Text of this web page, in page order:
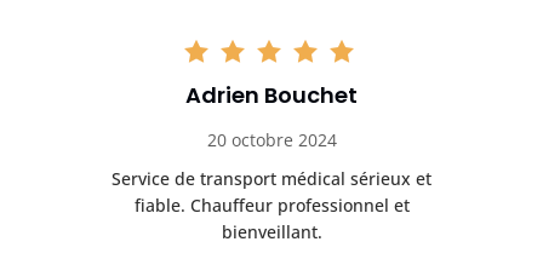
Adrien Bouchet
20 octobre 2024
Service de transport médical sérieux et
fiable. Chauffeur professionnel et
bienveillant.